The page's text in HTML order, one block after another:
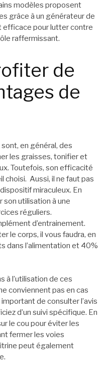
modèles proposent
grâce à un générateur de
efficace pour lutter contre
raffermissant.
de
de
en général, des
les graisses, tonifier et
Toutefois, son efficacité
choisi. Aussi, il ne faut pas
miraculeux. En
son utilisation à une
réguliers.
d’entrainement.
le corps, il vous faudra, en
dans l’alimentation et 40%
à l’utilisation de ces
conviennent pas en cas
de consulter l’avis
d’un suivi spécifique. En
le cou pour éviter les
fermer les voies
peut également